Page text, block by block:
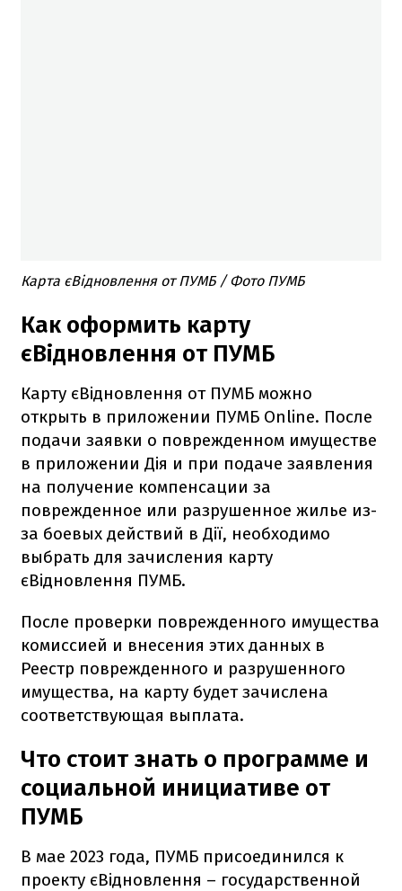
Карта єВідновлення от ПУМБ / Фото ПУМБ
Как оформить карту
єВідновлення от ПУМБ
Карту єВідновлення от ПУМБ можно
открыть в приложении ПУМБ Online. После
подачи заявки о поврежденном имуществе
в приложении Дія и при подаче заявления
на получение компенсации за
поврежденное или разрушенное жилье из-
за боевых действий в Дії, необходимо
выбрать для зачисления карту
єВідновлення ПУМБ.
После проверки поврежденного имущества
комиссией и внесения этих данных в
Реестр поврежденного и разрушенного
имущества, на карту будет зачислена
соответствующая выплата.
Что стоит знать о программе и
социальной инициативе от
ПУМБ
В мае 2023 года, ПУМБ присоединился к
проекту єВідновлення – государственной